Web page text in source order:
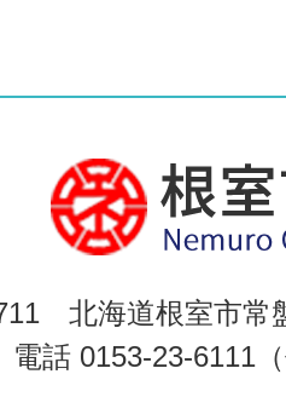
北海道根室市常
電話 0153-23-6111